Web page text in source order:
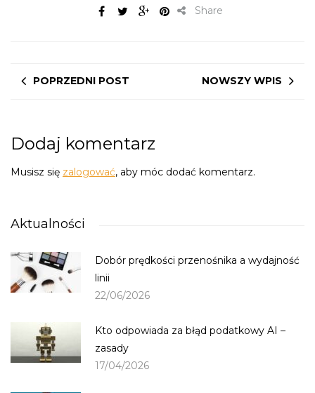
Share
POPRZEDNI POST NOWSZY WPIS
Dodaj komentarz
Musisz się zalogować, aby móc dodać komentarz.
Aktualności
Dobór prędkości przenośnika a wydajność
linii
22/06/2026
Kto odpowiada za błąd podatkowy AI –
zasady
17/04/2026